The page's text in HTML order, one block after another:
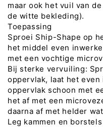
maar ook het vuil van
de witte bekleding).
Toepassing
Sproei Ship-Shape op
het middel even
met een vochtige
Bij sterke vervuiling:
oppervlak, laat het
oppervlak schoon met
het af met een
daarna af met helder
Leg kammen en